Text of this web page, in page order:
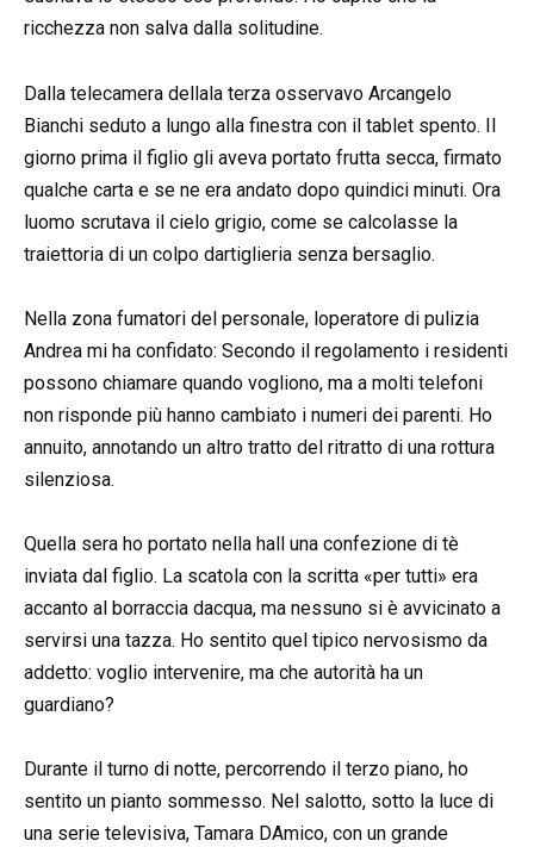
ricchezza non salva dalla solitudine.
Dalla telecamera dellala terza osservavo Arcangelo
Bianchi seduto a lungo alla finestra con il tablet spento. Il
giorno prima il figlio gli aveva portato frutta secca, firmato
qualche carta e se ne era andato dopo quindici minuti. Ora
luomo scrutava il cielo grigio, come se calcolasse la
traiettoria di un colpo dartiglieria senza bersaglio.
Nella zona fumatori del personale, loperatore di pulizia
Andrea mi ha confidato: Secondo il regolamento i residenti
possono chiamare quando vogliono, ma a molti telefoni
non risponde più hanno cambiato i numeri dei parenti. Ho
annuito, annotando un altro tratto del ritratto di una rottura
silenziosa.
Quella sera ho portato nella hall una confezione di tè
inviata dal figlio. La scatola con la scritta «per tutti» era
accanto al borraccia dacqua, ma nessuno si è avvicinato a
servirsi una tazza. Ho sentito quel tipico nervosismo da
addetto: voglio intervenire, ma che autorità ha un
guardiano?
Durante il turno di notte, percorrendo il terzo piano, ho
sentito un pianto sommesso. Nel salotto, sotto la luce di
una serie televisiva, Tamara DAmico, con un grande